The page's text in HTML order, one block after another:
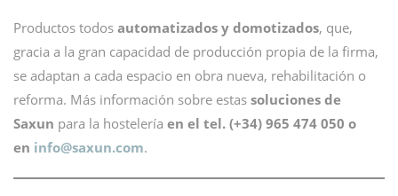
Productos todos automatizados y domotizados, que,
gracia a la gran capacidad de producción propia de la firma,
se adaptan a cada espacio en obra nueva, rehabilitación o
reforma. Más información sobre estas soluciones de
Saxun para la hostelería en el tel. (+34) 965 474 050 o
en info@saxun.com.